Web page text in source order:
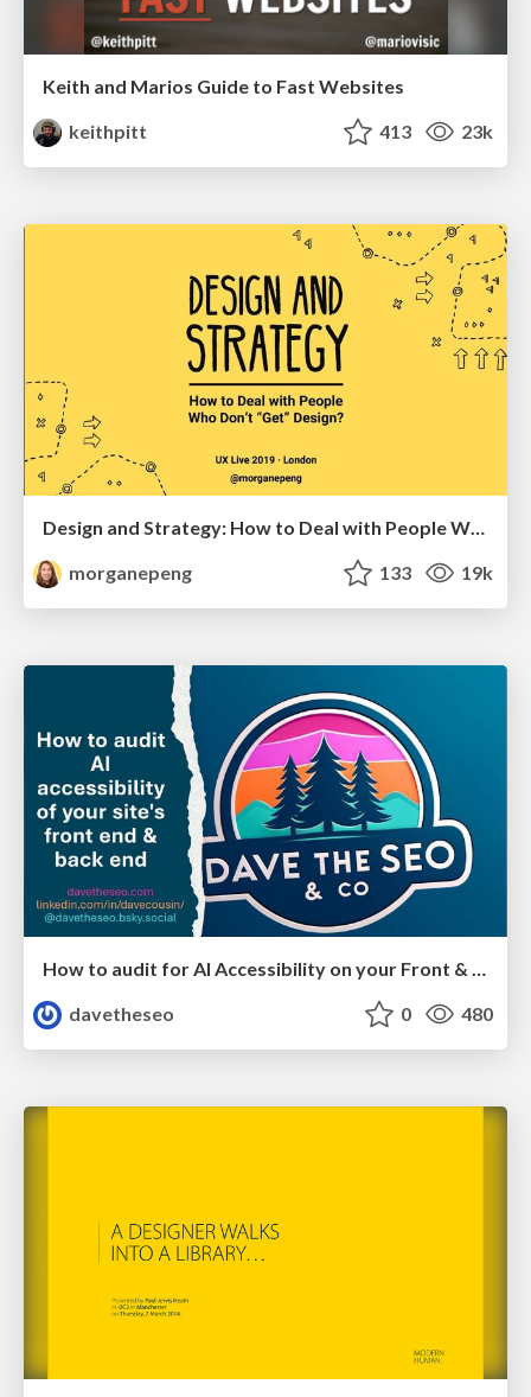
Keith and Marios Guide to Fast Websites
keithpitt
413 23k
Design and Strategy: How to Deal with People Who Don’t "Get" Design
morganepeng
133 19k
How to audit for AI Accessibility on your Front & Back End
davetheseo
0 480